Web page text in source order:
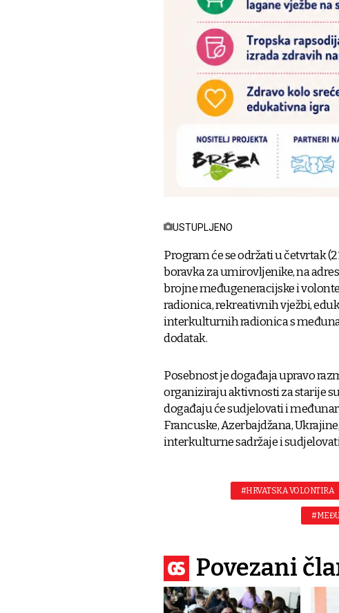
USTUPLJENO
Program će se održati u četvrtak
boravka za umirovljenike, na
brojne međugeneracijske i
radionica, rekreativnih vježbi,
interkulturnih radionica s
dodatak.
Posebnost je događaja upravo
organiziraju aktivnosti za starije
događaju će sudjelovati i
Francuske, Azerbajdžana,
interkulturne sadržaje i
#HRVATSKA VOLONTIRA
Povezani